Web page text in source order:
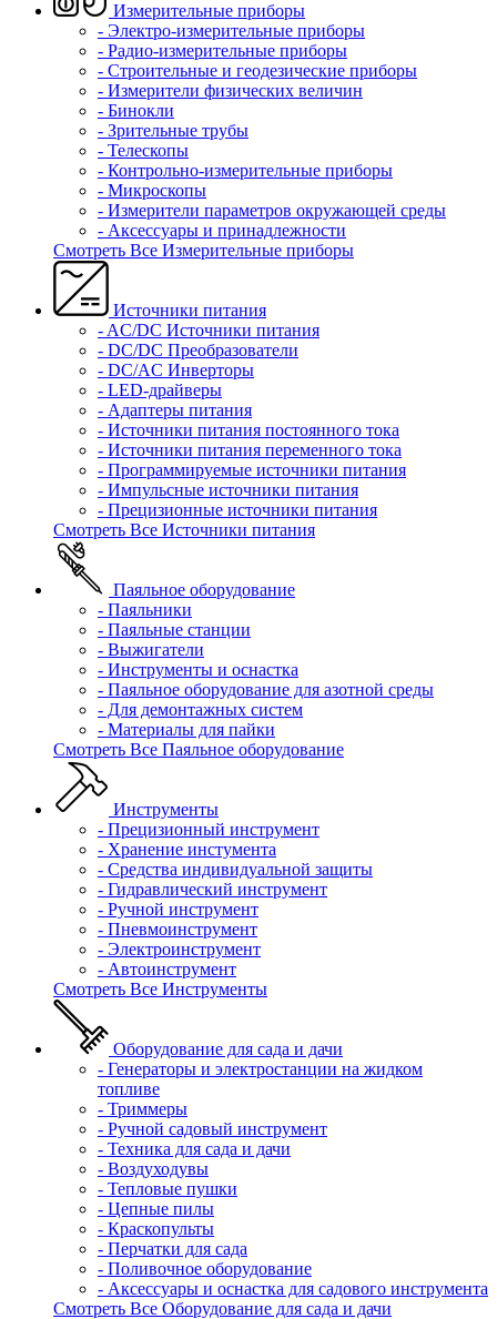
Измерительные приборы
- Электро-измерительные приборы
- Радио-измерительные приборы
- Строительные и геодезические приборы
- Измерители физических величин
- Бинокли
- Зрительные трубы
- Телескопы
- Контрольно-измерительные приборы
- Микроскопы
- Измерители параметров окружающей среды
- Аксессуары и принадлежности
Смотреть Все Измерительные приборы
Источники питания
- AC/DC Источники питания
- DC/DC Преобразователи
- DC/AC Инверторы
- LED-драйверы
- Адаптеры питания
- Источники питания постоянного тока
- Источники питания переменного тока
- Программируемые источники питания
- Импульсные источники питания
- Прецизионные источники питания
Смотреть Все Источники питания
Паяльное оборудование
- Паяльники
- Паяльные станции
- Выжигатели
- Инструменты и оснастка
- Паяльное оборудование для азотной среды
- Для демонтажных систем
- Материалы для пайки
Смотреть Все Паяльное оборудование
Инструменты
- Прецизионный инструмент
- Хранение инстумента
- Средства индивидуальной защиты
- Гидравлический инструмент
- Ручной инструмент
- Пневмоинструмент
- Электроинструмент
- Автоинструмент
Смотреть Все Инструменты
Оборудование для сада и дачи
- Генераторы и электростанции на жидком
топливе
- Триммеры
- Ручной садовый инструмент
- Техника для сада и дачи
- Воздуходувы
- Тепловые пушки
- Цепные пилы
- Краскопульты
- Перчатки для сада
- Поливочное оборудование
- Аксессуары и оснастка для садового инструмента
Смотреть Все Оборудование для сада и дачи